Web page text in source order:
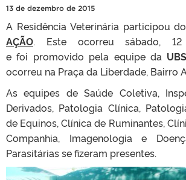
13 de dezembro de 2015
A Residência Veterinária participou
AÇÃO. Este ocorreu sábado, 12
e foi promovido pela equipe da
ocorreu na Praça da Liberdade, Bairro
As equipes de Saúde Coletiva,
Derivados, Patologia Clínica,
de Equinos, Clínica de Ruminantes,
Companhia, Imagenologia e
Parasitárias se fizeram presentes.